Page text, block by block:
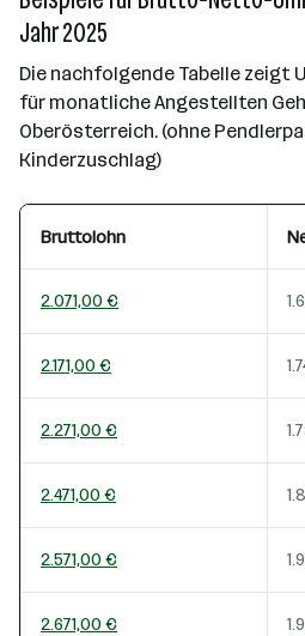
Jahr 2025
Die nachfolgende Tabelle zeigt
für monatliche Angestellten
Oberösterreich. (ohne
Kinderzuschlag)
Bruttolohn
2.071,00 €
2.171,00 €
2.271,00 €
2.471,00 €
2.571,00 €
2.671,00 €